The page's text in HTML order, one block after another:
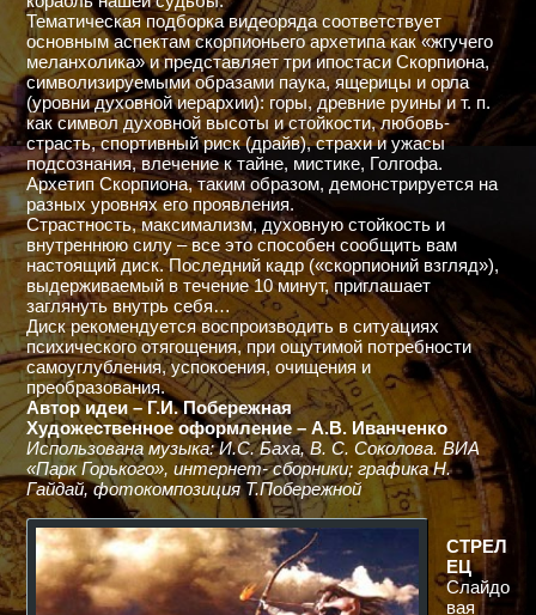
Тематическая подборка видеоряда соответствует
основным аспектам скорпионьего архетипа как «жгучего
меланхолика» и представляет три ипостаси Скорпиона,
символизируемыми образами паука, ящерицы и орла
(уровни духовной иерархии): горы, древние руины и т. п.
как символ духовной высоты и стойкости, любовь-
страсть, спортивный риск (драйв), страхи и ужасы
подсознания, влечение к тайне, мистике, Голгофа.
Архетип Скорпиона, таким образом, демонстрируется на
разных уровнях его проявления.
Страстность, максимализм, духовную стойкость и
внутреннюю силу – все это способен сообщить вам
настоящий диск. Последний кадр («скорпионий взгляд»),
выдерживаемый в течение 10 минут, приглашает
заглянуть внутрь себя…
Диск рекомендуется воспроизводить в ситуациях
психического отягощения, при ощутимой потребности
самоуглубления, успокоения, очищения и
преобразования.
Автор идеи – Г.И. Побережная
Художественное оформление – А.В. Иванченко
Использована музыка: И.С. Баха, В. С. Соколова. ВИА
«Парк Горького», интернет- сборники; графика Н.
Гайдай, фотокомпозиция Т.Побережной
СТРЕЛ
ЕЦ
Слайдо
вая